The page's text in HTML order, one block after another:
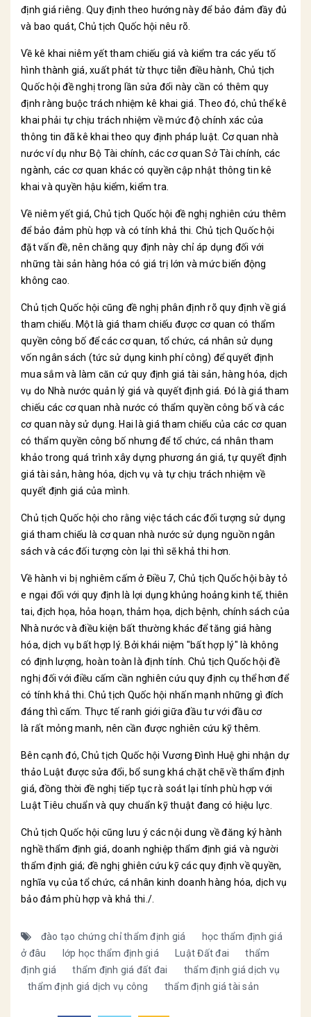
định giá riêng. Quy định theo hướng này để bảo đảm đầy đủ
và bao quát, Chủ tịch Quốc hội nêu rõ.
Về kê khai niêm yết tham chiếu giá và kiểm tra các yếu tố
hình thành giá, xuất phát từ thực tiễn điều hành, Chủ tịch
Quốc hội đề nghị trong lần sửa đổi này cần có thêm quy
định ràng buộc trách nhiệm kê khai giá. Theo đó, chủ thể kê
khai phải tự chịu trách nhiệm về mức độ chính xác của
thông tin đã kê khai theo quy định pháp luật. Cơ quan nhà
nước ví dụ như Bộ Tài chính, các cơ quan Sở Tài chính, các
ngành, các cơ quan khác có quyền cập nhật thông tin kê
khai và quyền hậu kiểm, kiểm tra.
Về niêm yết giá, Chủ tịch Quốc hội đề nghị nghiên cứu thêm
để bảo đảm phù hợp và có tính khả thi. Chủ tịch Quốc hội
đặt vấn đề, nên chăng quy định này chỉ áp dụng đối với
những tài sản hàng hóa có giá trị lớn và mức biến động
không cao.
Chủ tịch Quốc hội cũng đề nghị phân định rõ quy định về giá
tham chiếu. Một là giá tham chiếu được cơ quan có thẩm
quyền công bố để các cơ quan, tổ chức, cá nhân sử dụng
vốn ngân sách (tức sử dụng kinh phí công) để quyết định
mua sắm và làm căn cứ quy định giá tài sản, hàng hóa, dịch
vụ do Nhà nước quản lý giá và quyết định giá. Đó là giá tham
chiếu các cơ quan nhà nước có thẩm quyền công bố và các
cơ quan này sử dụng. Hai là giá tham chiếu của các cơ quan
có thẩm quyền công bố nhưng để tổ chức, cá nhân tham
khảo trong quá trình xây dựng phương án giá, tự quyết định
giá tài sản, hàng hóa, dịch vụ và tự chịu trách nhiệm về
quyết định giá của mình.
Chủ tịch Quốc hội cho rằng việc tách các đối tượng sử dụng
giá tham chiếu là cơ quan nhà nước sử dụng nguồn ngân
sách và các đối tượng còn lại thì sẽ khả thi hơn.
Về hành vi bị nghiêm cấm ở Điều 7, Chủ tịch Quốc hội bày tỏ
e ngại đối với quy định là lợi dụng khủng hoảng kinh tế, thiên
tai, địch họa, hỏa hoạn, thảm họa, dịch bệnh, chính sách của
Nhà nước và điều kiện bất thường khác để tăng giá hàng
hóa, dịch vụ bất hợp lý. Bởi khái niệm "bất hợp lý" là không
có định lượng, hoàn toàn là định tính. Chủ tịch Quốc hội đề
nghị đối với điều cấm cần nghiên cứu quy định cụ thể hơn để
có tính khả thi. Chủ tịch Quốc hội nhấn mạnh những gì đích
đáng thì cấm. Thực tế ranh giới giữa đầu tư với đầu cơ
là rất mỏng manh, nên cần được nghiên cứu kỹ thêm.
Bên cạnh đó, Chủ tịch Quốc hội Vương Đình Huệ ghi nhận dự
thảo Luật được sửa đổi, bổ sung khá chặt chẽ về thẩm định
giá, đồng thời đề nghị tiếp tục rà soát lại tính phù hợp với
Luật Tiêu chuẩn và quy chuẩn kỹ thuật đang có hiệu lực.
Chủ tịch Quốc hội cũng lưu ý các nội dung về đăng ký hành
nghề thẩm định giá, doanh nghiệp thẩm định giá và người
thẩm định giá; đề nghị ghiên cứu kỹ các quy định về quyền,
nghĩa vụ của tổ chức, cá nhân kinh doanh hàng hóa, dịch vụ
bảo đảm phù hợp và khả thi./.
đào tạo chứng chỉ thẩm định giá
học thẩm định giá
ở đâu
lớp học thẩm định giá Luật Đất đai
thẩm
định giá
thẩm định giá đất đai
thẩm định giá dịch vụ
thẩm định giá dịch vụ công
thẩm định giá tài sản